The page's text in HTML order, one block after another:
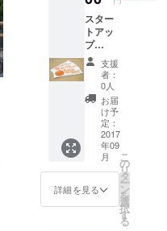
スター
トアッ
プ
ウィー
クエン
ド和歌
山の熱
い3日間
の軌跡
をレ
ポー
ト、オ
リジナ
ルス
テッ
カー、
支援
者：
0人
お届
け予
定：
2017
年09
月
詳細を見る
こ
の
リ
タ
ー
ン
を
選
択
す
る